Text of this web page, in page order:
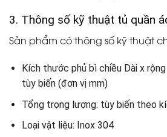
3. Thông số kỹ thuật tủ quần
Sản phẩm có thông số kỹ thuật
Kích thước phủ bì chiều Dài x
tùy biến (đơn vị mm)
Tổng trọng lượng: tùy biến theo
Loại vật liệu: Inox 304